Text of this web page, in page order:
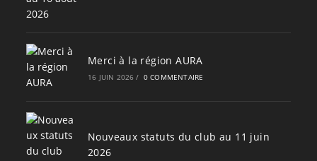
Merci à la région AURA
16 JUIN 2026 / 0 COMMENTAIRE
Nouveaux statuts du club au 11 juin
2026